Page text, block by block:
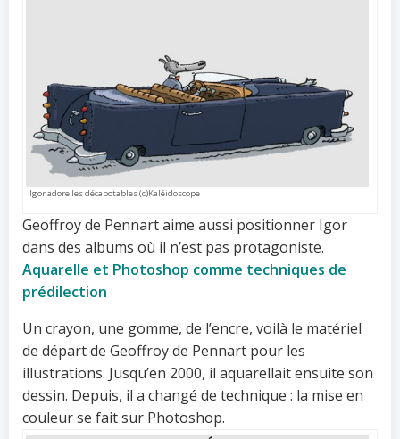
Igor adore les décapotables (c)Kaléidoscope
Geoffroy de Pennart aime aussi positionner Igor
dans des albums où il n’est pas protagoniste.
Aquarelle et Photoshop comme techniques de
prédilection
Un crayon, une gomme, de l’encre, voilà le matériel
de départ de Geoffroy de Pennart pour les
illustrations. Jusqu’en 2000, il aquarellait ensuite son
dessin. Depuis, il a changé de technique : la mise en
couleur se fait sur Photoshop.